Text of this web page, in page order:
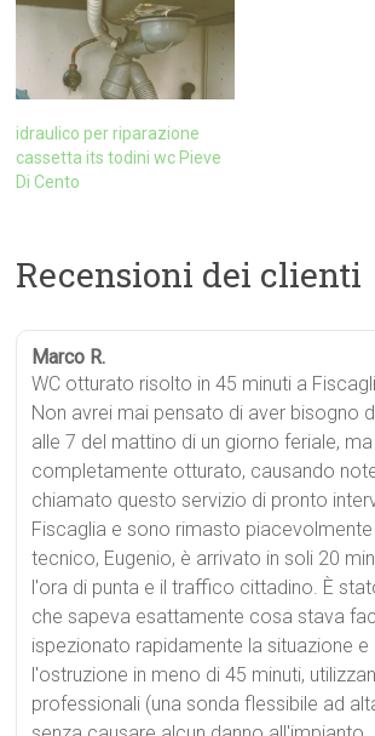
idraulico per riparazione
cassetta its todini wc Pieve
Di Cento
Recensioni dei clienti
Marco R.
WC otturato risolto in 45 minuti a
Non avrei mai pensato di aver bisogno
alle 7 del mattino di un giorno feriale,
completamente otturato, causando
chiamato questo servizio di pronto
Fiscaglia e sono rimasto
tecnico, Eugenio, è arrivato in soli 20
l'ora di punta e il traffico cittadino. È
che sapeva esattamente cosa stava
ispezionato rapidamente la situazione e
l'ostruzione in meno di 45 minuti,
professionali (una sonda flessibile ad